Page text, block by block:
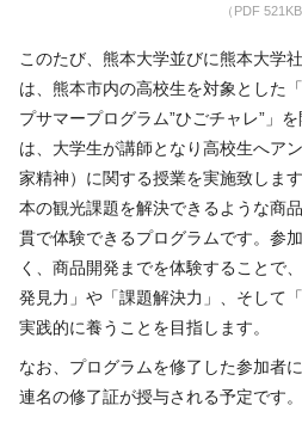
（PDF 521KB
このたび、熊本大学並びに熊本大学
は、熊本市内の高校生を対象とした「
プサマープログラム”ひごチャレ”」
は、大学生が講師となり高校生へア
家精神）に関する授業を実施致しま
本の観光課題を解決できるような商
貫で体験できるプログラムです。参
く、商品開発までを体験することで
発見力」や「課題解決力」、そして
実践的に養うことを目指します。
なお、プログラムを修了した参加者
連名の修了証が授与される予定です。